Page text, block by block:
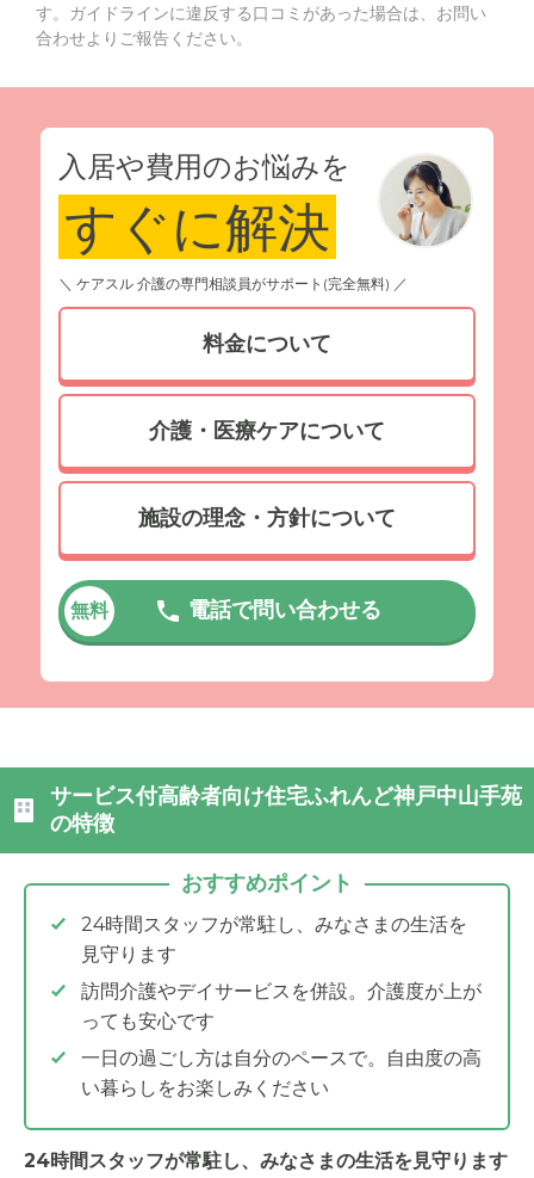
す。ガイドラインに違反する口コミがあった場合は、お問い
合わせよりご報告ください。
入居や費用のお悩みを
すぐに解決
＼ ケアスル 介護の専門相談員がサポート(完全無料) ／
料金について
介護・医療ケアについて
施設の理念・方針について
無料 電話で問い合わせる
サービス付高齢者向け住宅ふれんど神戸中山手苑
の特徴
おすすめポイント
24時間スタッフが常駐し、みなさまの生活を
見守ります
訪問介護やデイサービスを併設。介護度が上が
っても安心です
一日の過ごし方は自分のペースで。自由度の高
い暮らしをお楽しみください
24時間スタッフが常駐し、みなさまの生活を見守ります